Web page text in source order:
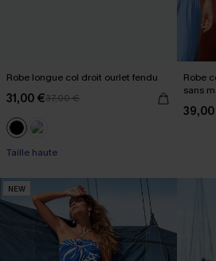
Robe longue col droit ourlet fendu
31,00 €37,00 €
Taille haute
Robe
sans
NEW